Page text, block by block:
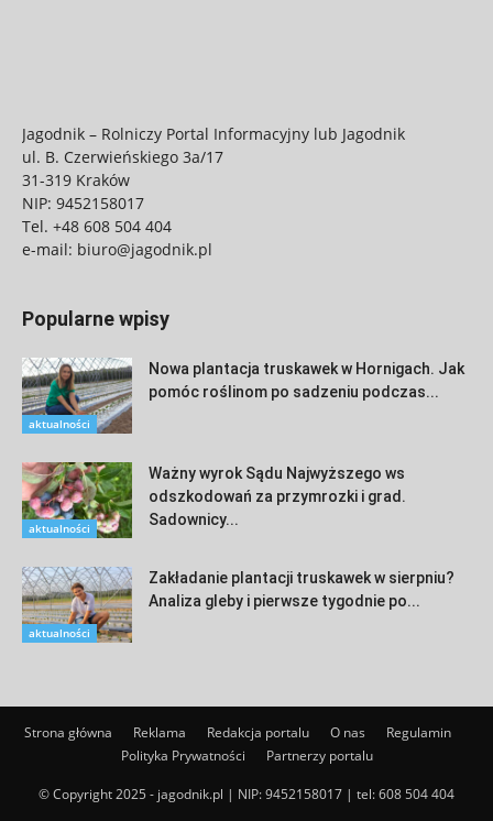
Jagodnik – Rolniczy Portal Informacyjny lub Jagodnik
ul. B. Czerwieńskiego 3a/17
31-319 Kraków
NIP: 9452158017
Tel. +48 608 504 404
e-mail: biuro@jagodnik.pl
Popularne wpisy
aktualności
Nowa plantacja truskawek w Hornigach. Jak
pomóc roślinom po sadzeniu podczas...
aktualności
Ważny wyrok Sądu Najwyższego ws
odszkodowań za przymrozki i grad.
Sadownicy...
aktualności
Zakładanie plantacji truskawek w sierpniu?
Analiza gleby i pierwsze tygodnie po...
Strona główna Reklama Redakcja portalu O nas
Regulamin
Polityka Prywatności
Partnerzy portalu
© Copyright 2025 - jagodnik.pl | NIP: 9452158017 | tel:608 504 404